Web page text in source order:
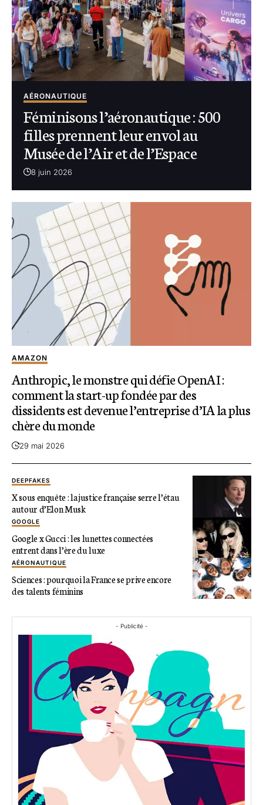
AÉRONAUTIQUE
Féminisons l’aéronautique : 500
filles prennent leur envol au
Musée de l’Air et de l’Espace
8 juin 2026
AMAZON
Anthropic, le monstre qui défie OpenAI :
comment la start-up fondée par des
dissidents est devenue l’entreprise d’IA la plus
chère du monde
29 mai 2026
DEEPFAKES
X sous enquête : la justice française serre l’étau
autour d’Elon Musk
GOOGLE
Google x Gucci : les lunettes connectées
entrent dans l’ère du luxe
AÉRONAUTIQUE
Sciences : pourquoi la France se prive encore
des talents féminins
- Publicité -